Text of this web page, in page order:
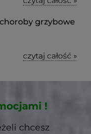
grzybowe
czytaj całość »
!
chcesz